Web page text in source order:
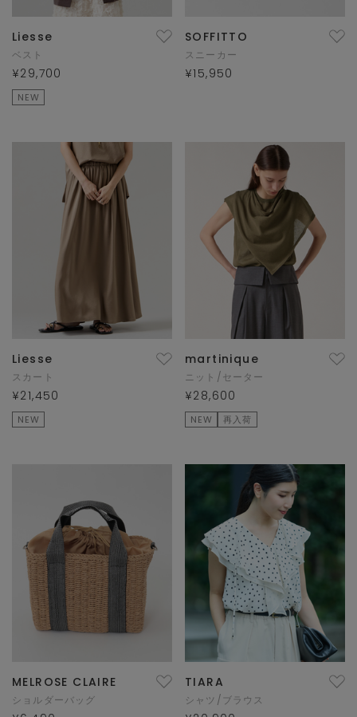
Liesse
ベスト
¥29,700
NEW
SOFFITTO
スニーカー
¥15,950
Liesse
スカート
¥21,450
NEW
martinique
ニット/セーター
¥28,600
NEW 再入荷
MELROSE CLAIRE
ショルダーバッグ
TIARA
シャツ/ブラウス